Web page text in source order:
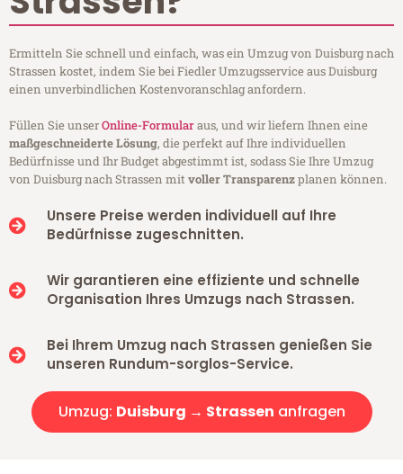
Ermitteln Sie schnell und einfach, was ein Umzug von Duisburg nach
Strassen kostet, indem Sie bei Fiedler Umzugsservice aus Duisburg
einen unverbindlichen Kostenvoranschlag anfordern.
Füllen Sie unserOnline-Formularaus, und wir liefern Ihnen eine
maßgeschneiderte Lösung, die perfekt auf Ihre individuellen
Bedürfnisse und Ihr Budget abgestimmt ist, sodass Sie Ihre Umzug
von Duisburg nach Strassen mitvoller Transparenzplanen können.
Unsere Preise werden individuell auf Ihre
Bedürfnisse zugeschnitten.
Wir garantieren eine effiziente und schnelle
Organisation Ihres Umzugs nach Strassen.
Bei Ihrem Umzug nach Strassen genießen Sie
unseren Rundum-sorglos-Service.
Umzug: Duisburg → Strassen anfragen